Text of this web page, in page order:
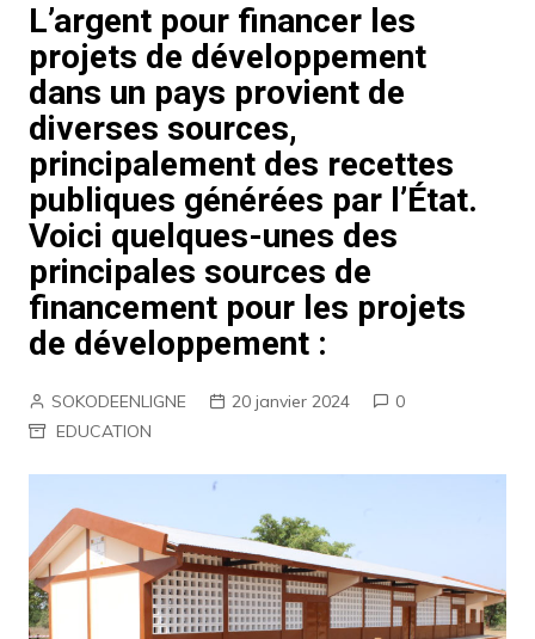
L’argent pour financer les
projets de développement
dans un pays provient de
diverses sources,
principalement des recettes
publiques générées par l’État.
Voici quelques-unes des
principales sources de
financement pour les projets
de développement :
SOKODEENLIGNE 20 janvier 2024
0
EDUCATION